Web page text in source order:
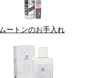
ムートンのお手入れ